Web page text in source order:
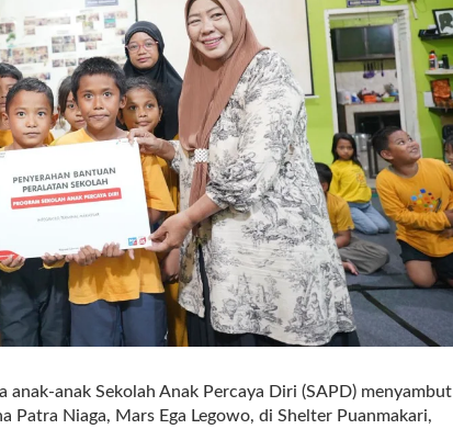
anak Sekolah Anak Percaya Diri (SAPD) menyambut
Patra Niaga, Mars Ega Legowo, di Shelter Puanmakari,